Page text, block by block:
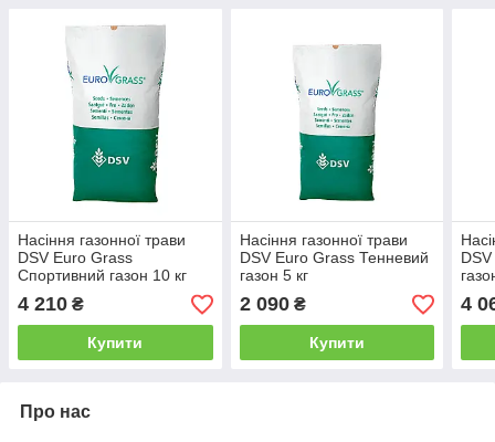
Насіння газонної трави
DSV Euro Grass
Спортивний газон 10 кг
4 210 ₴
Купити
Насіння газонної трави
DSV Euro Grass Тенневий
газон 5 кг
2 090₴
Купити
4
Про нас